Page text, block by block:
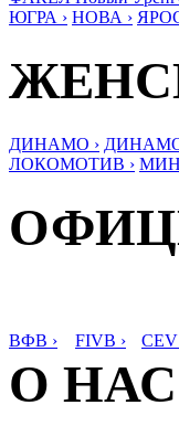
ЮГРА › НОВА ›
ДИНАМО ›
ЛОКОМОТИВ ›
ВФВ › FIVB › CEV
О НАС